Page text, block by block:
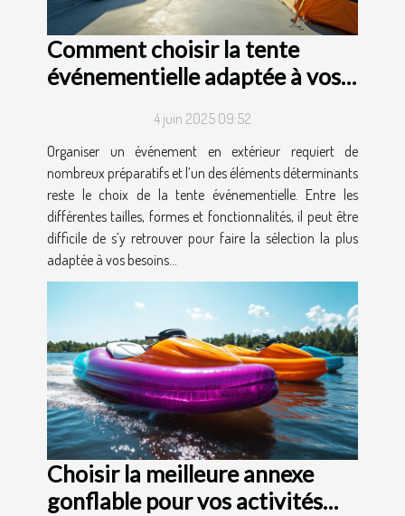
Comment choisir la tente
événementielle adaptée à vos
4 juin 2025 09:52
Organiser un événement en extérieur requiert de
nombreux préparatifs et l’un des éléments déterminants
reste le choix de la tente événementielle. Entre les
différentes tailles, formes et fonctionnalités, il peut être
difficile de s’y retrouver pour faire la sélection la plus
adaptée à vos besoins...
Choisir la meilleure annexe
gonflable pour vos activités